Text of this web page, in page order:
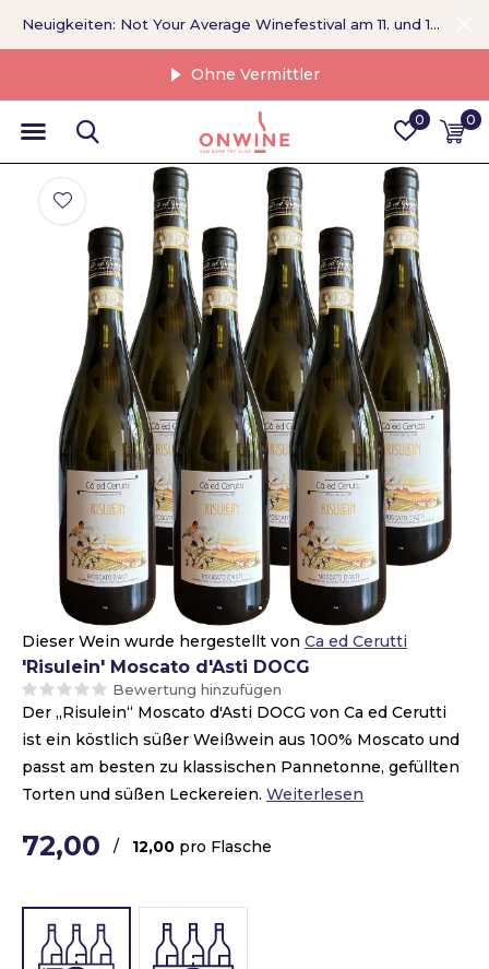
0 0
Ohne Vermittler
Neuigkeiten: Not Your Average Winefestival am 11. und 12. September >
Dieser Wein wurde hergestellt von Ca ed Cerutti
'Risulein' Moscato d'Asti DOCG
Bewertung hinzufügen
Der „Risulein“ Moscato d'Asti DOCG von Ca ed Cerutti
ist ein köstlich süßer Weißwein aus 100% Moscato und
passt am besten zu klassischen Pannetonne, gefüllten
Torten und süßen Leckereien. Weiterlesen
72,00 / 12,00 pro Flasche